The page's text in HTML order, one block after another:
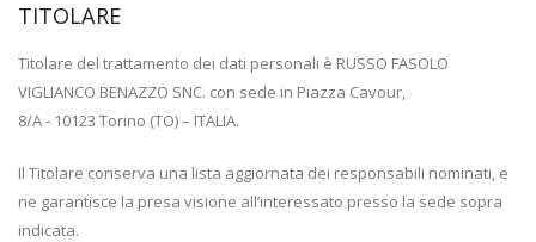
TITOLARE
Titolare del trattamento dei dati personali è RUSSO FASOLO
VIGLIANCO BENAZZO SNC. con sede in Piazza Cavour,
8/A - 10123 Torino (TO) – ITALIA.
Il Titolare conserva una lista aggiornata dei responsabili nominati, e
ne garantisce la presa visione all’interessato presso la sede sopra
indicata.